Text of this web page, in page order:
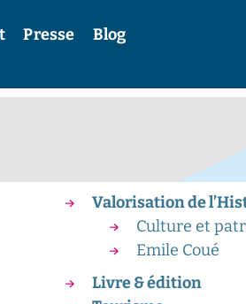
Presse Blog
Valorisation de
Culture et
Emile Coué
Livre & édition